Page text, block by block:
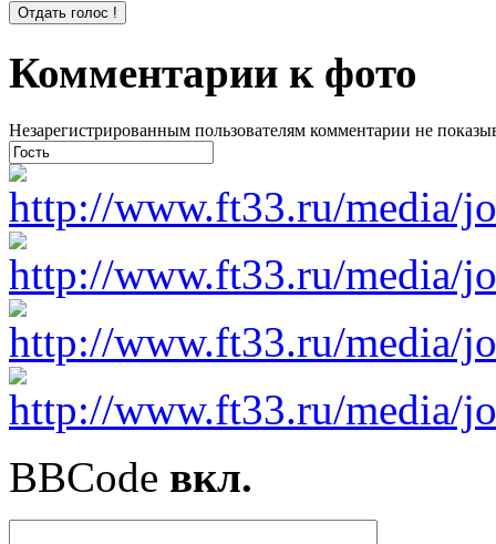
Комментарии к фото
Незарегистрированным пользователям комментарии не
BBCode вкл.